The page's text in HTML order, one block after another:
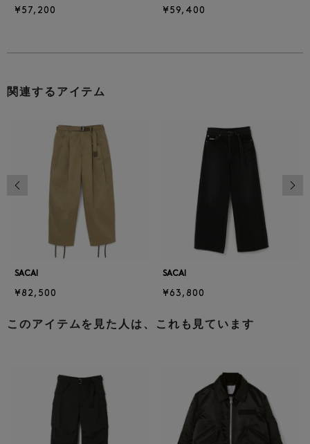
¥57,200 ¥59,400
関連するアイテム
SACAI
¥82,500
SACAI
¥63,800
前の画像
このアイテムを見た人は、これも見ています